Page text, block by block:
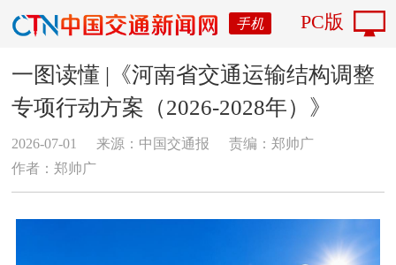
手机 PC版
一图读懂 |《河南省交通运输结构调整
专项行动方案（2026-2028年）》
2026-07-01 来源：中国交通报
责编：郑帅广
作者：郑帅广